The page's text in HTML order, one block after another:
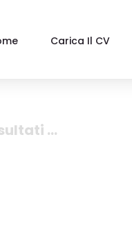
Carica Il CV
...